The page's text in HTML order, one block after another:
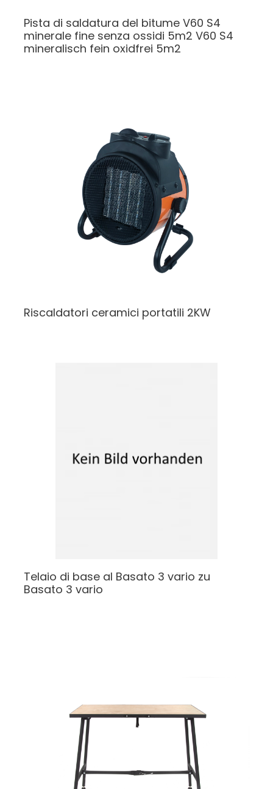
Pista di saldatura del bitume V60 S4
minerale fine senza ossidi 5m2 V60 S4
mineralisch fein oxidfrei 5m2
Riscaldatori ceramici portatili 2KW
Telaio di base al Basato 3 vario zu
Basato 3 vario